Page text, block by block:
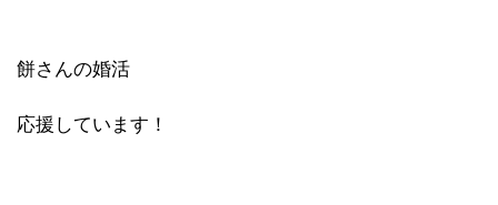
餅さんの婚活
応援しています！